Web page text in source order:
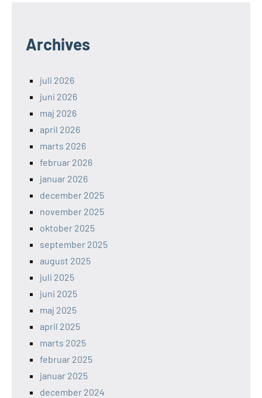
Archives
juli 2026
juni 2026
maj 2026
april 2026
marts 2026
februar 2026
januar 2026
december 2025
november 2025
oktober 2025
september 2025
august 2025
juli 2025
juni 2025
maj 2025
april 2025
marts 2025
februar 2025
januar 2025
december 2024